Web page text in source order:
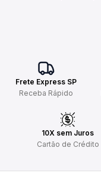
Frete Express SP
Receba Rápido
10X sem Juros
Cartão de Crédito